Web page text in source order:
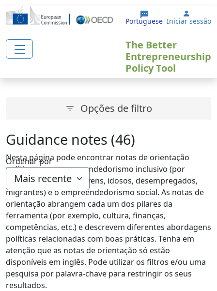
Passar para o conteúdo principal
Portuguese User
Iniciar sessão
The Better
Entrepreneurship
Policy Tool
Opções de filtro
Ordenar por
Guidance notes (46)
Nesta página pode encontrar notas de orientação
política para o empreendedorismo inclusivo (por
exemplo, mulheres, jovens, idosos, desempregados,
migrantes) e o empreendedorismo social. As notas de
orientação abrangem cada um dos pilares da
ferramenta (por exemplo, cultura, finanças,
competências, etc.) e descrevem diferentes abordagens
políticas relacionadas com boas práticas. Tenha em
atenção que as notas de orientação só estão
disponíveis em inglês. Pode utilizar os filtros e/ou uma
pesquisa por palavra-chave para restringir os seus
resultados.